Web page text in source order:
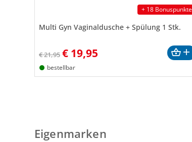
+ 18 Bonuspunkte
Multi Gyn Vaginaldusche + Spülung 1 Stk.
€ 21,95 € 19,95
bestellbar
Eigenmarken